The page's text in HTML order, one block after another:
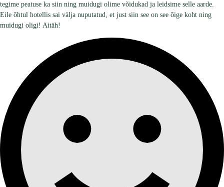
tegime peatuse ka siin ning muidugi olime võidukad ja leidsime selle aarde.
Eile õhtul hotellis sai välja nuputatud, et just siin see on see õige koht ning
muidugi oligi! Aitäh!